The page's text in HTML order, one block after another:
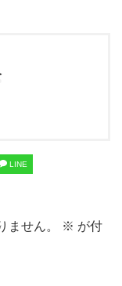
LINE
ません。 ※ が付